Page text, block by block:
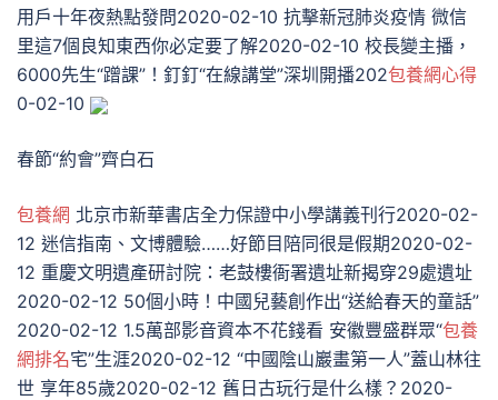
用戶十年夜熱點發問2020-02-10 抗擊新冠肺炎疫情 微信
里這7個良知東西你必定要了解2020-02-10 校長變主播，
6000先生“蹭課”！釘釘“在線講堂”深圳開播202包養網心得
0-02-10
春節“約會”齊白石
包養網 北京市新華書店全力保證中小學講義刊行2020-02-
12 迷信指南、文博體驗……好節目陪同很是假期2020-02-
12 重慶文明遺產研討院：老鼓樓衙署遺址新揭穿29處遺址
2020-02-12 50個小時！中國兒藝創作出“送給春天的童話”
2020-02-12 1.5萬部影音資本不花錢看 安徽豐盛群眾“包養
網排名宅”生涯2020-02-12 “中國陰山巖畫第一人”蓋山林往
世 享年85歲2020-02-12 舊日古玩行是什么樣？2020-